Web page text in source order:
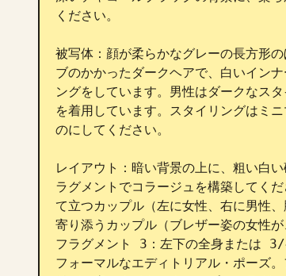
ください。
被写体：顔が柔らかなグレーの長方形
ブのかかったダークヘアで、白いイン
ングをしています。男性はダークなス
を着用しています。スタイリングはミ
のにしてください。
レイアウト：暗い背景の上に、粗い白
ラグメントでコラージュを構築してく
て立つカップル（左に女性、右に男性
寄り添うカップル（ブレザー姿の女性
フラグメント 3：左下の全身または 3/
フォーマルなエディトリアル・ポーズ